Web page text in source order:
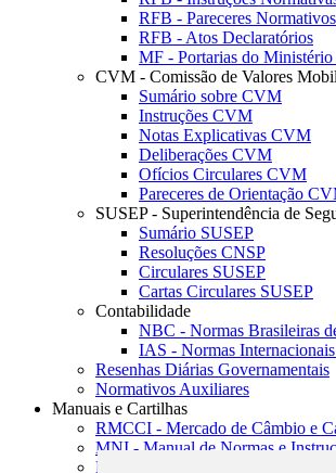
RFB - Pareceres Normativos
RFB - Atos Declaratórios
MF - Portarias do Ministério
CVM - Comissão de Valores
Sumário sobre CVM
Instruções CVM
Notas Explicativas CVM
Deliberações CVM
Ofícios Circulares CVM
Pareceres de Orientação
SUSEP - Superintendência de
Sumário SUSEP
Resoluções CNSP
Circulares SUSEP
Cartas Circulares SUSEP
Contabilidade
NBC - Normas Brasileiras
IAS - Normas
Resenhas Diárias Governamentais
Normativos Auxiliares
Manuais e Cartilhas
RMCCI - Mercado de Câmbio e
MNI - Manual de Normas e
MTVM - Manual de Títulos e